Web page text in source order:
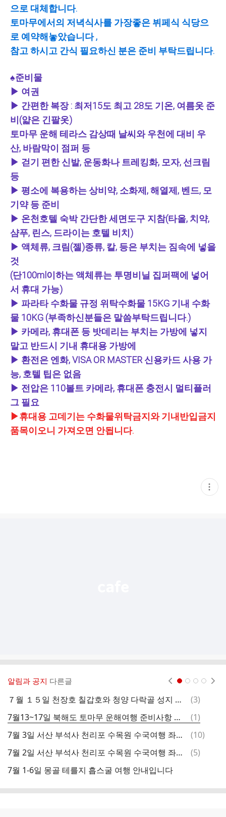
으로 대체합니다.
토마무에서의 저녁식사를 가장좋은 뷔페식 식당으
로 예약해놓았습니다 ,
참고 하시고 간식 필요하신 분은 준비 부탁드립니다.
♠준비물
▶ 여권
▶ 간편한 복장 : 최저15도 최고 28도 기온, 여름옷 준
비(얇은 긴팔옷)
토마무 운해 테라스 감상때 날씨와 우천에 대비 우
산, 바람막이 점퍼 등
▶ 걷기 편한 신발, 운동화나 트레킹화, 모자, 선크림
등
▶ 평소에 복용하는 상비약, 소화제, 해열제, 벤드, 모
기약 등 준비
▶ 온천호텔 숙박 간단한 세면도구 지참(타올, 치약,
샴푸, 린스, 드라이는 호텔 비치)
▶ 액체류, 크림(젤)종류, 칼, 등은 부치는 짐속에 넣을
것
(단100ml이하는 액체류는 투명비닐 집퍼팩에 넣어
서 휴대 가능)
▶ 파라타 수화물 규정 위탁수화물 15KG 기내 수화
물 10KG (부족하신분들은 말씀부탁드립니다.)
▶ 카메라, 휴대폰 등 밧데리는 부치는 가방에 넣지
말고 반드시 기내 휴대용 가방에
▶ 환전은 엔화, VISA OR MASTER 신용카드 사용 가
능, 호텔 팁은 없음
▶ 전압은 110볼트 카메라, 휴대폰 충전시 멀티플러
그 필요
▶휴대용 고데기는 수화물위탁금지와 기내반입금지
품목이오니 가져오면 안됩니다.
현
재
알림과 공지 다른글
７월 １５일 천장호 칠갑호와 청양 다락골 성지 여행 좌석표
댓
(3)
7월13~17일 북해도 토마무 운해여행 준비사항 안내입니다.
댓
글
(1)
7월 3일 서산 부석사 천리포 수목원 수국여행 좌석배치
댓
(10)
7월 2일 서산 부석사 천리포 수목원 수국여행 좌석배치
댓
(5)
7월 1-6일 몽골 테를지 흡스굴 여행 안내입니다